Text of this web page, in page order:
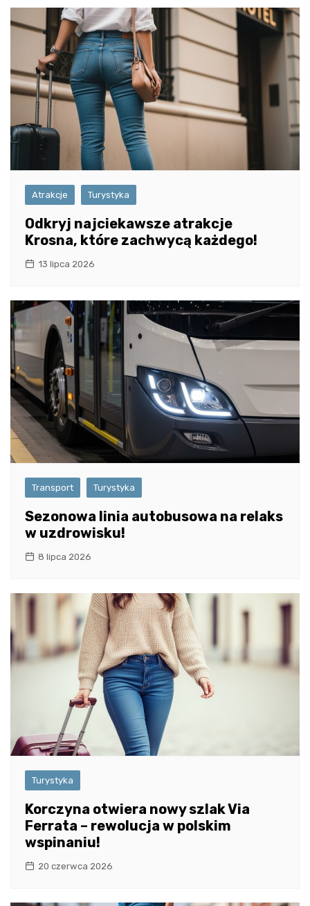
Atrakcje Turystyka
Odkryj najciekawsze atrakcje
Krosna, które zachwycą każdego!
13 lipca 2026
Transport Turystyka
Sezonowa linia autobusowa na relaks
w uzdrowisku!
8 lipca 2026
Turystyka
Korczyna otwiera nowy szlak Via
Ferrata – rewolucja w polskim
wspinaniu!
20 czerwca 2026